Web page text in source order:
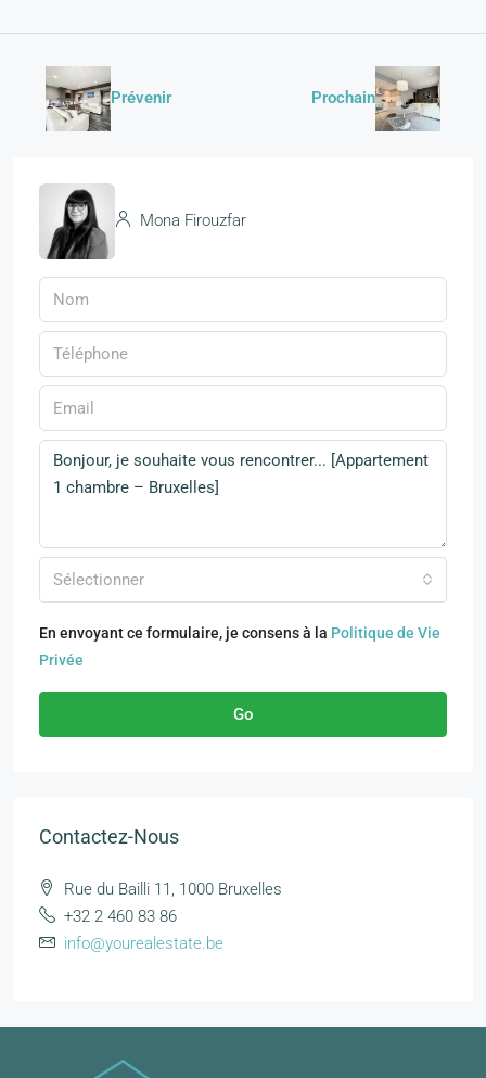
Prévenir Prochain
Mona Firouzfar
Sélectionner
En envoyant ce formulaire, je consens à la Politique de Vie
Privée
Go
Contactez-Nous
Rue du Bailli 11, 1000 Bruxelles
+32 2 460 83 86
info@yourealestate.be